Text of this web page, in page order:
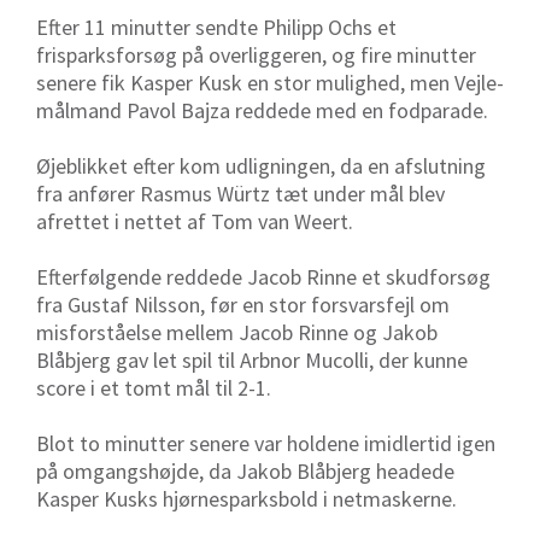
Efter 11 minutter sendte Philipp Ochs et
frisparksforsøg på overliggeren, og fire minutter
senere fik Kasper Kusk en stor mulighed, men Vejle-
målmand Pavol Bajza reddede med en fodparade.
Øjeblikket efter kom udligningen, da en afslutning
fra anfører Rasmus Würtz tæt under mål blev
afrettet i nettet af Tom van Weert.
Efterfølgende reddede Jacob Rinne et skudforsøg
fra Gustaf Nilsson, før en stor forsvarsfejl om
misforståelse mellem Jacob Rinne og Jakob
Blåbjerg gav let spil til Arbnor Mucolli, der kunne
score i et tomt mål til 2-1.
Blot to minutter senere var holdene imidlertid igen
på omgangshøjde, da Jakob Blåbjerg headede
Kasper Kusks hjørnesparksbold i netmaskerne.